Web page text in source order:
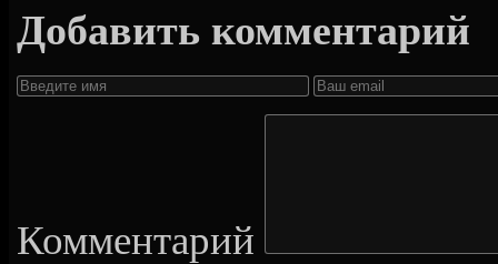
Добавить комментарий
Комментарий